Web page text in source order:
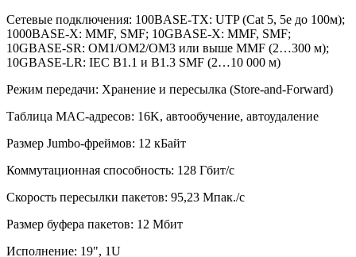
Сетевые подключения: 100BASE-TX: UTP (Cat 5, 5e до 100м);
1000BASE-X: MMF, SMF; 10GBASE-X: MMF, SMF;
10GBASE-SR: OM1/OM2/OM3 или выше MMF (2…300 м);
10GBASE-LR: IEC B1.1 и B1.3 SMF (2…10 000 м)
Режим передачи: Хранение и пересылка (Store-and-Forward)
Таблица MAC-адресов: 16K, автообучение, автоудаление
Размер Jumbo-фреймов: 12 кБайт
Коммутационная способность: 128 Гбит/с
Скорость пересылки пакетов: 95,23 Мпак./с
Размер буфера пакетов: 12 Мбит
Исполнение: 19", 1U